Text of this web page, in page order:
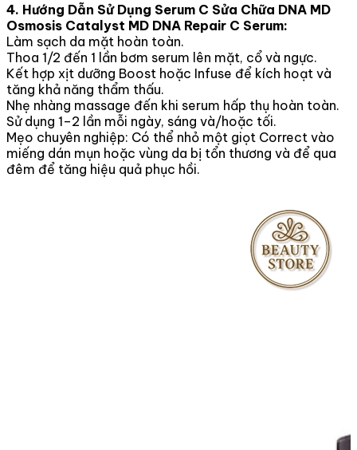
4. Hướng Dẫn Sử Dụng Serum C Sửa Chữa DNA MD
Osmosis Catalyst MD DNA Repair C Serum:
Làm sạch da mặt hoàn toàn.
Thoa 1/2 đến 1 lần bơm serum lên mặt, cổ và ngực.
Kết hợp xịt dưỡng Boost hoặc Infuse để kích hoạt và
tăng khả năng thẩm thấu.
Nhẹ nhàng massage đến khi serum hấp thụ hoàn toàn.
Sử dụng 1–2 lần mỗi ngày, sáng và/hoặc tối.
Mẹo chuyên nghiệp: Có thể nhỏ một giọt Correct vào
miếng dán mụn hoặc vùng da bị tổn thương và để qua
đêm để tăng hiệu quả phục hồi.